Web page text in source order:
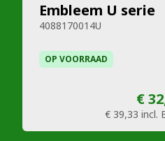
Embleem U serie
4088170014U
OP VOORRAAD
€
€ 39,33 incl.